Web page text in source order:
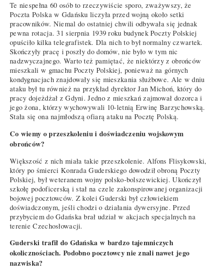
Te niespełna 60 osób to rzeczywiście sporo, zważywszy, że
Poczta Polska w Gdańsku liczyła przed wojną około setki
pracowników. Niemal do ostatniej chwili odbywała się jednak
pewna rotacja. 31 sierpnia 1939 roku budynek Poczty Polskiej
opuściło kilka telegrafistek. Dla nich to był normalny czwartek.
Skończyły pracę i poszły do domów, nie było w tym nic
nadzwyczajnego. Warto też pamiętać, że niektórzy z obrońców
mieszkali w gmachu Poczty Polskiej, ponieważ na górnych
kondygnacjach znajdowały się mieszkania służbowe. Ale w dniu
ataku był tu również na przykład dyrektor Jan Michoń, który do
pracy dojeżdżał z Gdyni. Jedno z mieszkań zajmował dozorca i
jego żona, którzy wychowywali 10-letnią Erwinę Barzychowską.
Stała się ona najmłodszą ofiarą ataku na Pocztę Polską.
Co wiemy o przeszkoleniu i doświadczeniu wojskowym
obrońców?
Większość z nich miała takie przeszkolenie. Alfons Flisykowski,
który po śmierci Konrada Guderskiego dowodził obroną Poczty
Polskiej, był weteranem wojny polsko-bolszewickiej. Ukończył
szkołę podoficerską i stał na czele zakonspirowanej organizacji
bojowej pocztowców. Z kolei Guderski był człowiekiem
doświadczonym, jeśli chodzi o działania dywersyjne. Przed
przybyciem do Gdańska brał udział w akcjach specjalnych na
terenie Czechosłowacji.
Guderski trafił do Gdańska w bardzo tajemniczych
okolicznościach. Podobno pocztowcy nie znali nawet jego
nazwiska?